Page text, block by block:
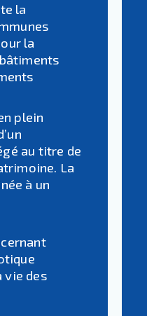
la
la
plein
au titre de
La
à un
vie des